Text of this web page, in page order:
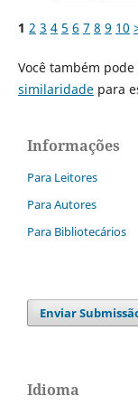
1 2 3 4 5 6 7 8 9 10
Você também pode
similaridadepara
Informações
Para Leitores
Para Autores
Para Bibliotecários
Enviar
Idioma